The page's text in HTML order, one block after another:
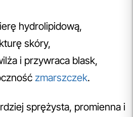
hydrolipidową,
skóry,
i przywraca blask,
zmarszczek.
sprężysta, promienna i